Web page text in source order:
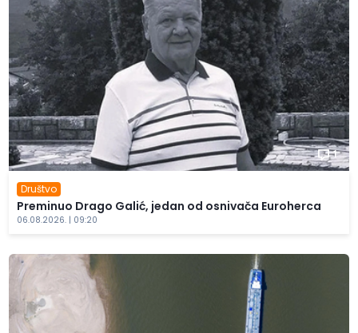
1
Društvo
Preminuo Drago Galić, jedan od osnivača Euroherca
06.08.2026. | 09:20